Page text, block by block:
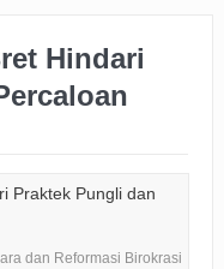
Hindari
dan Reformasi Birokrasi